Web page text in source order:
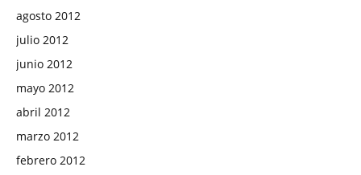
agosto 2012
julio 2012
junio 2012
mayo 2012
abril 2012
marzo 2012
febrero 2012